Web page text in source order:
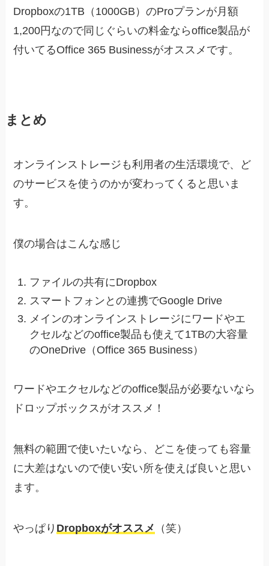
Dropboxの1TB（1000GB）のProプランが月額
1,200円なので同じぐらいの料金ならoffice製品が
付いてるOffice 365 Businessがオススメです。
まとめ
オンラインストレージも利用者の生活環境で、ど
のサービスを使うのかが変わってくると思いま
す。
僕の場合はこんな感じ
ファイルの共有にDropbox
スマートフォンとの連携でGoogle Drive
メインのオンラインストレージにワードやエ
クセルなどのoffice製品も使えて1TBの大容量
のOneDrive（Office 365 Business）
ワードやエクセルなどのoffice製品が必要ないなら
ドロップボックスがオススメ！
無料の範囲で使いたいなら、どこを使っても容量
に大差はないので使い安い所を使えば良いと思い
ます。
やっぱり Dropboxがオススメ （笑）